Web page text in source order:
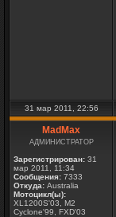
31 мар 2011, 22:56
MadMax
АДМИНИСТРАТОР
Зарегистрирован: 31
мар 2011, 11:34
Сообщения: 7333
Откуда: Australia
Мотоцикл(ы):
XL1200S'03, M2
Cyclone'99, FXD'03